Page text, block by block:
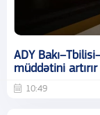
ADY
müddətini artırır
10:49